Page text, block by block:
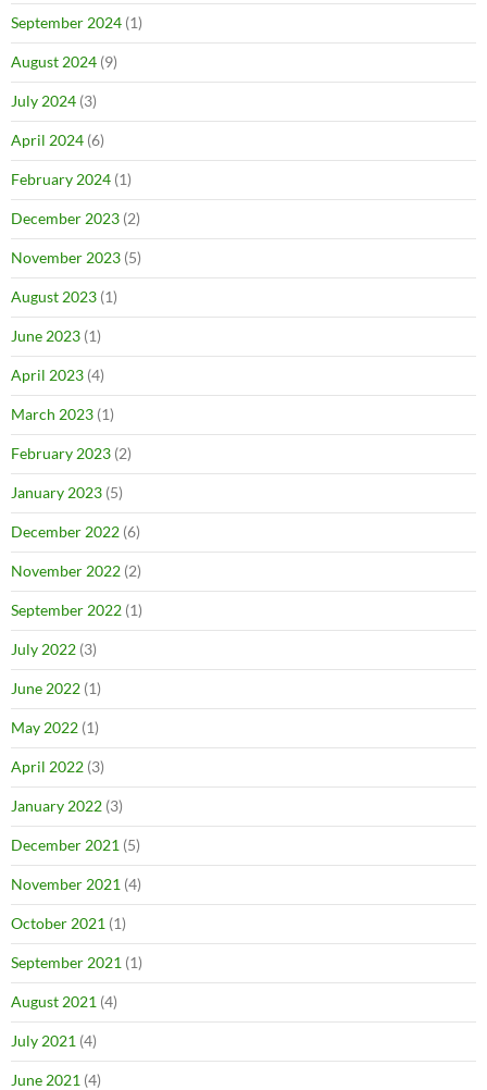
September 2024 (1)
August 2024 (9)
July 2024 (3)
April 2024 (6)
February 2024 (1)
December 2023 (2)
November 2023 (5)
August 2023 (1)
June 2023 (1)
April 2023 (4)
March 2023 (1)
February 2023 (2)
January 2023 (5)
December 2022 (6)
November 2022 (2)
September 2022 (1)
July 2022 (3)
June 2022 (1)
May 2022 (1)
April 2022 (3)
January 2022 (3)
December 2021 (5)
November 2021 (4)
October 2021 (1)
September 2021 (1)
August 2021 (4)
July 2021 (4)
June 2021 (4)